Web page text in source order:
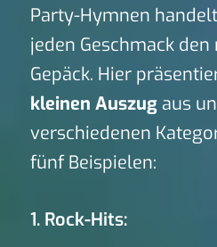
Party-Hymnen
jeden Geschmack
Gepäck. Hier
kleinen Auszugaus
verschiedenen
fünf Beispielen:
1. Rock-Hits: